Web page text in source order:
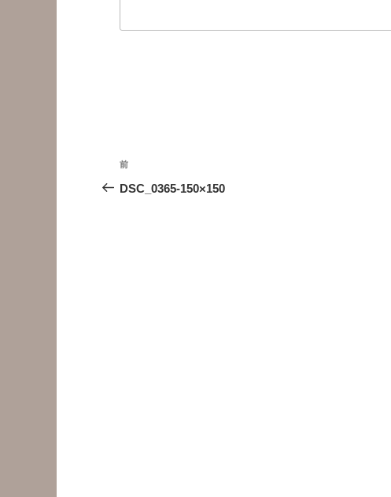
投
稿
前
の
前
DSC_0365-150×150